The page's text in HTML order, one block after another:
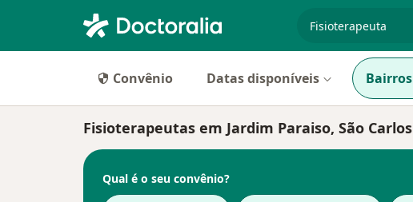
Convênio Datas disponíveis Bairros
Fisioterapeutas em Jardim Paraiso, São Carlos
Qual é o seu convênio?